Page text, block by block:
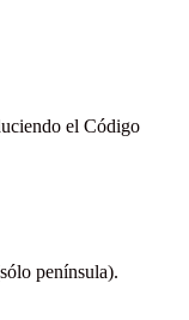
el Código
península).